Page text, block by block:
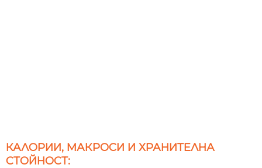
КАЛОРИИ, МАКРОСИ И ХРАНИТЕЛНА
СТОЙНОСТ: